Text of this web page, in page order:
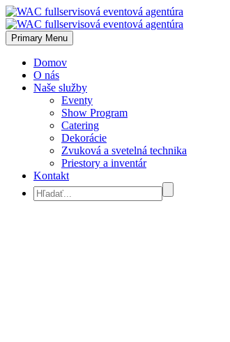
Primary Menu
Domov
O nás
Naše služby
Eventy
Show Program
Catering
Dekorácie
Zvuková a svetelná technika
Priestory a inventár
Kontakt